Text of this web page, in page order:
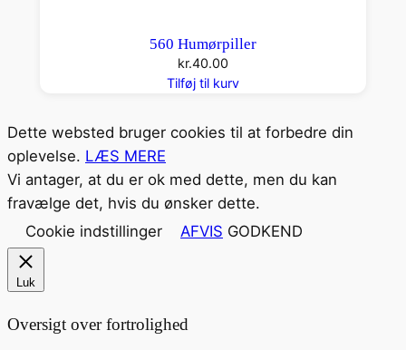
560 Humørpiller
kr.40.00
Tilføj til kurv
Dette websted bruger cookies til at forbedre din
oplevelse. LÆS MERE
Vi antager, at du er ok med dette, men du kan
fravælge det, hvis du ønsker dette.
Cookie indstillinger
AFVIS GODKEND
Luk
Oversigt over fortrolighed